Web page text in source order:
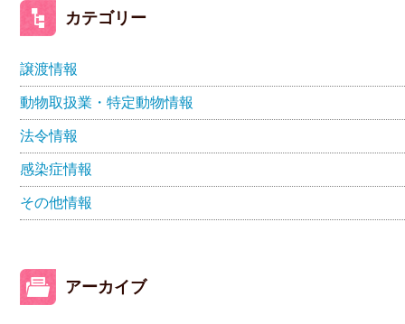
カテゴリー
譲渡情報
動物取扱業・特定動物情報
法令情報
感染症情報
その他情報
アーカイブ